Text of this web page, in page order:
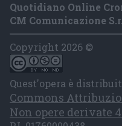
Quotidiano Online
CM Comunicazione
Copyright 2026 ©
Quest'opera è
Commons
Non opere derivate